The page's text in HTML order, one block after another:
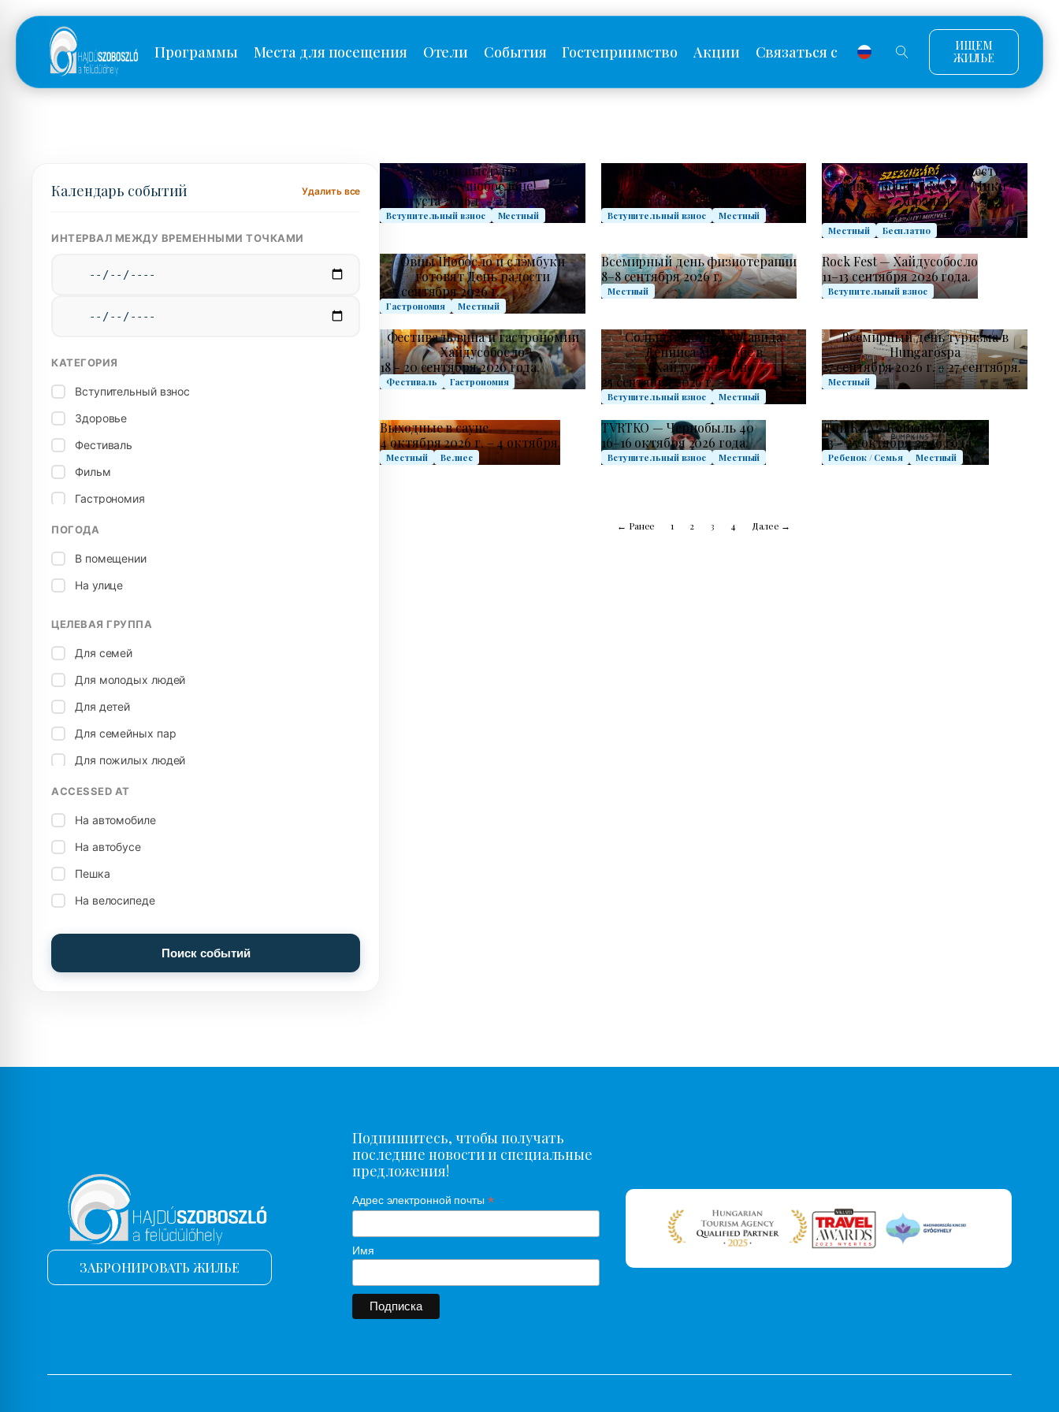
Программы Места для посещения Отели События Гостеприимство Акции Связаться с
ИЩЕМ
ЖИЛЬЕ
Календарь событий Удалить все
ИНТЕРВАЛ МЕЖДУ ВРЕМЕННЫМИ ТОЧКАМИ
КАТЕГОРИЯ
Вступительный взнос
Здоровье
Фестиваль
Фильм
Гастрономия
Ребенок / Семья
Местный
Бесплатно
События
Культура
Спорт
Сцена под открытым небом
Театр
Территория
Праздник
Велнес
Музыка
ПОГОДА
В помещении
На улице
ЦЕЛЕВАЯ ГРУППА
Для семей
Для молодых людей
Для детей
Для семейных пар
Для пожилых людей
ACCESSED AT
На автомобиле
На автобусе
Пешка
На велосипеде
Поиск событий
Лочи выступит в
Хайдушобослоне!
22 августа 2026 г. – 22.
Вступительный взнос Местный
«Мандала лета» — оперетта
«Мишка Магнас»
27 августа 2026 г. – 27.
Вступительный взнос Местный
Ретро-вечеринка в честь
завершения сезона с Мики
Абраньи
29 августа 2026 г. – 29.
Местный Бесплатно
Овцы Шобосло и слэмбуки
готовят День радости
5–5 сентября 2026 г.
Гастрономия Местный
Всемирный день физиотерапии
8–8 сентября 2026 г.
Местный
Rock Fest — Хайдусобосло
11–13 сентября 2026 года.
Вступительный взнос
Фестиваль вина и гастрономии
Хайдусобосло
18 - 20 сентября 2026 года.
Фестиваль Гастрономия
Сольный концерт Давида
Денниса Мусимбе в
Хайдусобослоне
25 сентября 2026 г. – 25.
Вступительный взнос Местный
Всемирный день туризма в
Hungarospa
27 сентября 2026 г. – 27 сентября.
Местный
Выходные в сауне
4 октября 2026 г. – 4 октября.
Местный Велнес
TVRTKO — Чернобыль 40
16–16 октября 2026 года.
Вступительный взнос Местный
Дни КЕА - Конюшня "Элиза
23 - 25 октября 2026 года.
Ребенок / Семья Местный
← Ранее 1 2 3 4 Далее →
ЗАБРОНИРОВАТЬ ЖИЛЬЕ
Подпишитесь, чтобы получать
последние новости и специальные
предложения!
Адрес электронной почты *
Имя